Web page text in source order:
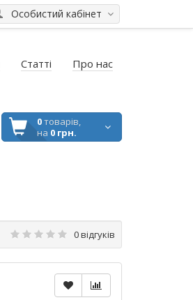
Особистий кабінет
Статті Про нас
0товарів,
на 0 грн.
0 відгуків